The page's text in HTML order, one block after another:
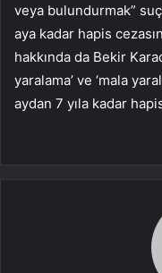
veya bulundurmak”
aya kadar hapis
hakkında da Bekir
yaralama’ ve ‘mala
aydan 7 yıla kadar